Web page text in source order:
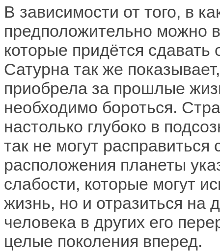
В зависимости от того, в
предположительно можно
которые придётся
Сатурна так же
приобрела за прошлые
необходимо бороться.
настолько глубоко в
так не могут
расположения планеты
слабости, которые могут
жизнь, но и отразиться на
человека в других его
целые поколения вперед.